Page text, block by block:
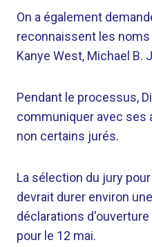
On a également
reconnaissent les
Kanye West, Michael B.
Pendant le processus,
communiquer avec ses
non certains jurés.
La sélection du jury
devrait durer environ
déclarations
pour le 12 mai.